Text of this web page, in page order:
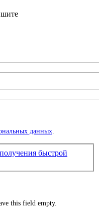
данных
быстрой
this field empty.